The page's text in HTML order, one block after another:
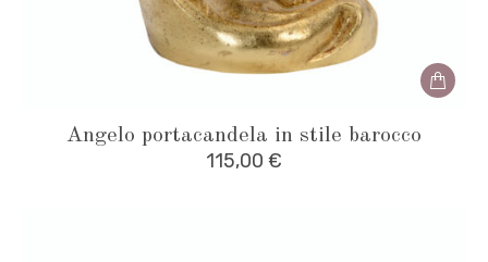
Angelo portacandela in stile barocco
115,00 €